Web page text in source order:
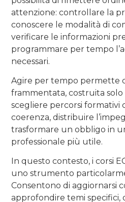
attenzione: controllare la
conoscere le modalità di
verificare le informazioni
programmare per tempo
necessari.
Agire per tempo permette
frammentata, costruita solo
scegliere percorsi formativi
coerenza, distribuire
trasformare un obbligo in
professionale più utile.
In questo contesto, i corsi
uno strumento
Consentono di aggiornarsi
approfondire temi specifici,